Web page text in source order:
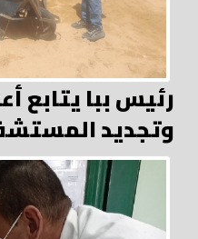
رئيس ببا يتابع
وتجديد